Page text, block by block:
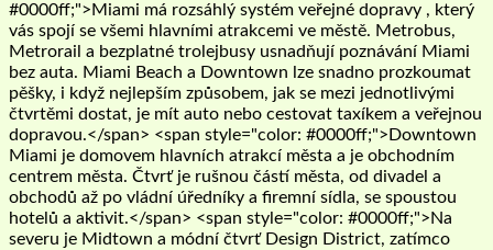
#0000ff;">Miami má rozsáhlý systém veřejné dopravy , který
vás spojí se všemi hlavními atrakcemi ve městě. Metrobus,
Metrorail a bezplatné trolejbusy usnadňují poznávání Miami
bez auta. Miami Beach a Downtown lze snadno prozkoumat
pěšky, i když nejlepším způsobem, jak se mezi jednotlivými
čtvrtěmi dostat, je mít auto nebo cestovat taxíkem a veřejnou
dopravou.</span> <span style="color: #0000ff;">Downtown
Miami je domovem hlavních atrakcí města a je obchodním
centrem města. Čtvrť je rušnou částí města, od divadel a
obchodů až po vládní úředníky a firemní sídla, se spoustou
hotelů a aktivit.</span> <span style="color: #0000ff;">Na
severu je Midtown a módní čtvrť Design District, zatímco